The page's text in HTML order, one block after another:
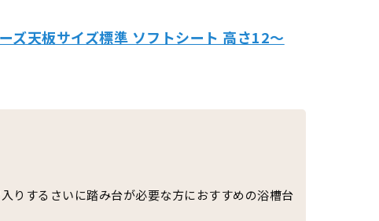
ズ天板サイズ標準 ソフトシート 高さ12～
りするさいに踏み台が必要な方におすすめの浴槽台